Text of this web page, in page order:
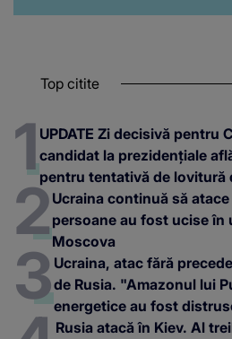
Top citite
UPDATE Zi decisivă pentru
candidat la prezidențiale
pentru tentativă de lovitură
Ucraina continuă să
persoane au fost ucise în
Moscova
Ucraina, atac fără
de Rusia. "Amazonul lui
energetice au fost
Rusia atacă în Kiev. Al